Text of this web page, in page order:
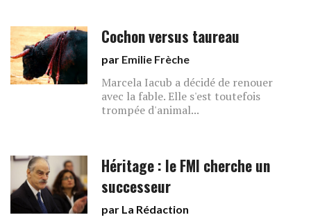
Cochon versus taureau
par Emilie Frèche
Marcela Iacub a décidé de renouer
avec la fable. Elle s'est toutefois
trompée d'animal...
Héritage : le FMI cherche un
successeur
par La Rédaction